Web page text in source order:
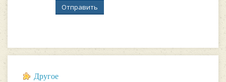
Отправить
Другое